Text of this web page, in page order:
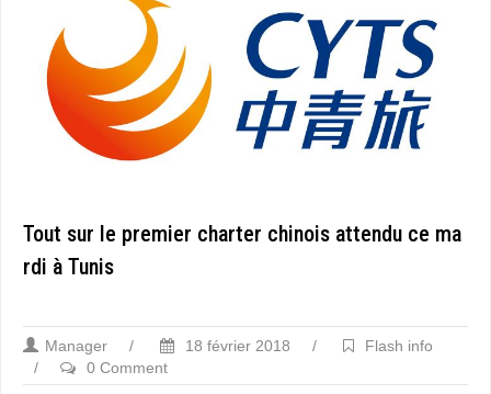
Tout sur le premier charter chinois attendu ce ma
rdi à Tunis
Manager / 18 février 2018 /
Flash info
/
0 Comment